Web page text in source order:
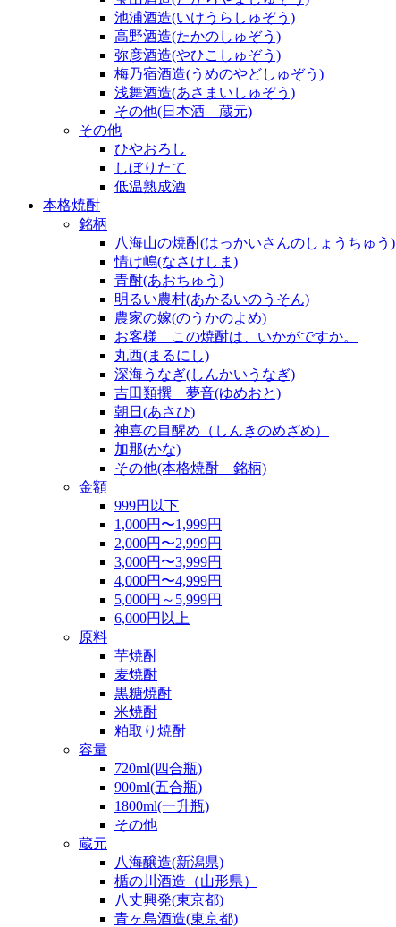
池浦酒造(いけうらしゅぞう)
高野酒造(たかのしゅぞう)
弥彦酒造(やひこしゅぞう)
梅乃宿酒造(うめのやどしゅぞう)
浅舞酒造(あさまいしゅぞう)
その他(日本酒 蔵元)
その他
ひやおろし
しぼりたて
低温熟成酒
本格焼酎
銘柄
八海山の焼酎(はっかいさんのしょうちゅう)
情け嶋(なさけしま)
青酎(あおちゅう)
明るい農村(あかるいのうそん)
農家の嫁(のうかのよめ)
お客様 この焼酎は、いかがですか。
丸西(まるにし)
深海うなぎ(しんかいうなぎ)
吉田類撰 夢音(ゆめおと)
朝日(あさひ)
神喜の目醒め（しんきのめざめ）
加那(かな)
その他(本格焼酎 銘柄)
金額
999円以下
1,000円〜1,999円
2,000円〜2,999円
3,000円〜3,999円
4,000円〜4,999円
5,000円～5,999円
6,000円以上
原料
芋焼酎
麦焼酎
黒糖焼酎
米焼酎
粕取り焼酎
容量
720ml(四合瓶)
900ml(五合瓶)
1800ml(一升瓶)
その他
蔵元
八海醸造(新潟県)
楯の川酒造（山形県）
八丈興発(東京都)
青ヶ島酒造(東京都)